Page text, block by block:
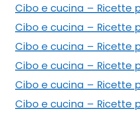
Cibo e cucina – Ricette
Cibo e cucina – Ricette
Cibo e cucina – Ricette
Cibo e cucina – Ricette
Cibo e cucina – Ricette
Cibo e cucina – Ricette